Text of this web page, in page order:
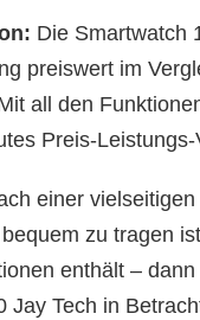
Die Smartwatch
preiswert im
all den
Preis-Leistungs-
einer
zu tragen
enthält –
Jay Tech in